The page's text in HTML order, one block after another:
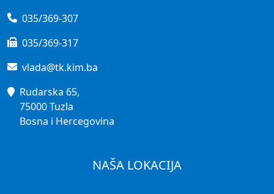
035/369-307
035/369-317
vlada@tk.kim.ba
Rudarska 65,
75000 Tuzla
Bosna i Hercegovina
NAŠA LOKACIJA